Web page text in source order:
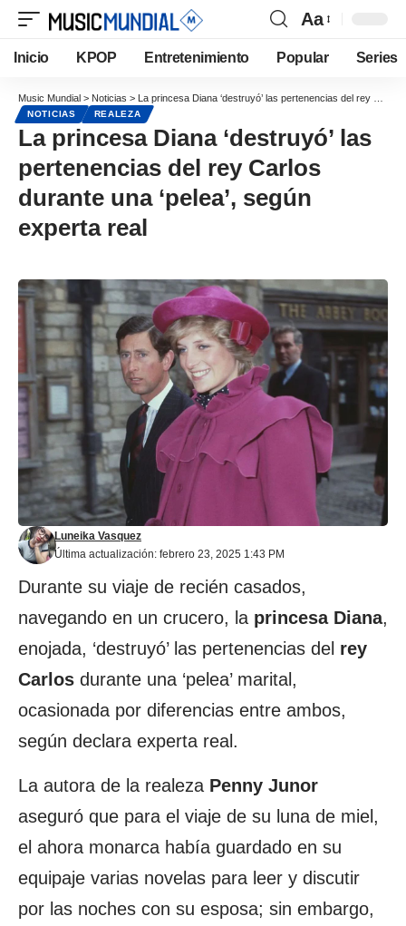
Aa
Inicio KPOP Entretenimiento Popular Series
Music Mundial > Noticias > La princesa Diana ‘destruyó’ las pertenencias del rey Carlos durante una ‘pelea’, según experta real
NOTICIAS REALEZA
La princesa Diana ‘destruyó’ las
pertenencias del rey Carlos
durante una ‘pelea’, según
experta real
Última actualización: febrero 23, 2025 1:43 PM
Luneika Vasquez
Durante su viaje de recién casados,
navegando en un crucero, la princesa Diana,
enojada, ‘destruyó’ las pertenencias del rey
Carlos durante una ‘pelea’ marital,
ocasionada por diferencias entre ambos,
según declara experta real.
La autora de la realeza Penny Junor
aseguró que para el viaje de su luna de miel,
el ahora monarca había guardado en su
equipaje varias novelas para leer y discutir
por las noches con su esposa; sin embargo,